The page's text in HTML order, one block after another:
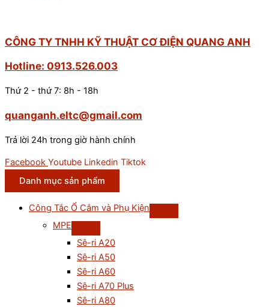
CÔNG TY TNHH KỸ THUẬT CƠ ĐIỆN QUANG ANH
Hotline: 0913.526.003
Thứ 2 - thứ 7: 8h - 18h
quanganh.eltc@gmail.com
Trả lời 24h trong giờ hành chính
Facebook Youtube Linkedin Tiktok
Danh mục sản phẩm
Công Tắc Ổ Cắm và Phụ Kiện
MPE
Sê-ri A20
Sê-ri A50
Sê-ri A60
Sê-ri A70 Plus
Sê-ri A80